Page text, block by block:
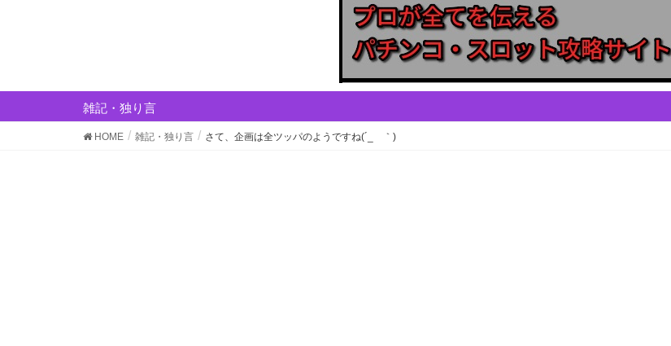
雑記・独り言
HOME 雑記・独り言 さて、企画は全ツッパのようですね(´_ゝ｀)